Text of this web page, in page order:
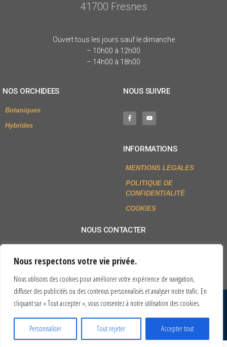
Nous respectons votre vie privée.
Nous utilisons des cookies pour améliorer votre expérience de navigation,
diffuser des publicités ou des contenus personnalisés et analyser notre trafic. En
cliquant sur « Tout accepter », vous consentez à notre utilisation des cookies.
Personnaliser Tout rejeter Accepter tout
41700 Fresnes
Ouvert tous les jours sauf le dimanche
– 10h00 à 12h00
– 14h00 à 18h00
NOS ORCHIDEES
Botaniques
Hybrides
NOUS SUIVRE
INFORMATIONS
MENTIONS LEGALES
POLITIQUE DE
CONFIDENTIALITÉ
COOKIES
NOUS CONTACTER
Envoyer un mail